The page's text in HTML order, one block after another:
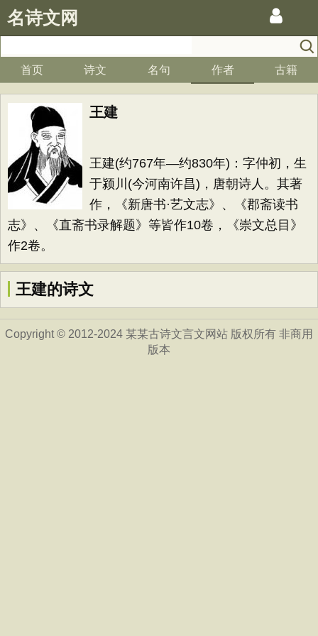
名诗文网
首页 诗文 名句 作者 古籍
王建
王建(约767年—约830年)：字仲初，生
于颍川(今河南许昌)，唐朝诗人。其著
作，《新唐书·艺文志》、《郡斋读书
志》、《直斋书录解题》等皆作10卷，《崇文总目》
作2卷。
王建的诗文
Copyright © 2012-2024 某某古诗文言文网站 版权所有 非商用
版本